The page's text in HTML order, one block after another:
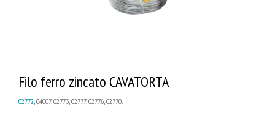
Filo ferro zincato CAVATORTA
02772, 04007, 02773, 02777, 02776, 02770...